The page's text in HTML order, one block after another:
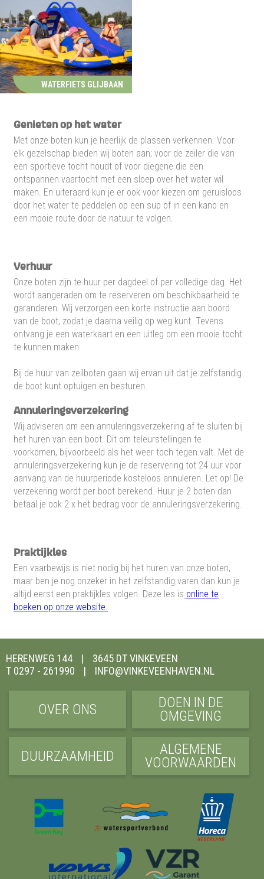
WATERFIETS GLIJBAAN
Genieten op het water
Met onze boten kun je heerlijk de plassen verkennen. Voor
elk gezelschap bieden wij boten aan; voor de zeiler die van
een sportieve tocht houdt of voor diegene die een
ontspannen vaartocht met een sloep over het water wil
maken. En uiteraard kun je er ook voor kiezen om geruisloos
door het water te peddelen op een sup of in een kano en
een mooie route door de natuur te volgen.
Verhuur
Onze boten zijn te huur per dagdeel of per volledige dag. Het
wordt aangeraden om te reserveren om beschikbaarheid te
garanderen. Wij verzorgen een korte instructie aan boord
van de boot, zodat je daarna veilig op weg kunt. Tevens
ontvang je een waterkaart en een uitleg om een mooie tocht
te kunnen maken.
Bij de huur van zeilboten gaan wij ervan uit dat je zelfstandig
de boot kunt optuigen en besturen.
Annuleringsverzekering
Wij adviseren om een annuleringsverzekering af te sluiten bij
het huren van een boot. Dit om teleurstellingen te
voorkomen, bijvoorbeeld als het weer toch tegen valt. Met de
annuleringsverzekering kun je de reservering tot 24 uur voor
aanvang van de huurperiode kosteloos annuleren. Let op! De
verzekering wordt per boot berekend. Huur je 2 boten dan
betaal je ook 2 x het bedrag voor de annuleringsverzekering.
Praktijkles
Een vaarbewijs is niet nodig bij het huren van onze boten,
maar ben je nog onzeker in het zelfstandig varen dan kun je
altijd eerst een praktijkles volgen. Deze les is online te
boeken op onze website.
HERENWEG 144
3645 DT VINKEVEEN
T 0297 - 261990
INFO@VINKEVEENHAVEN.NL
OVER ONS
DOEN IN DE
OMGEVING
DUURZAAMHEID
ALGEMENE
VOORWAARDEN